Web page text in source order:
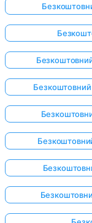
Безкоштовний